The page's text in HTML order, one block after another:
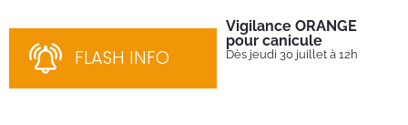
FLASH INFO
Vigilance ORANGE
pour canicule
Dès jeudi 30 juillet à 12h